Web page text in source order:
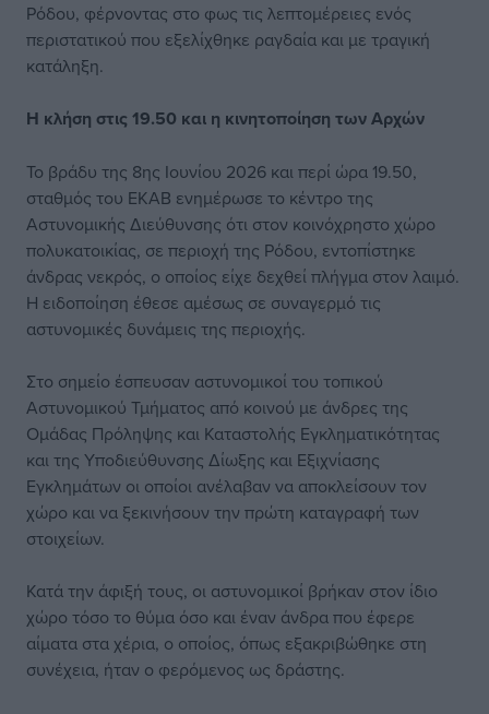
Ρόδου, φέρνοντας στο φως τις λεπτομέρειες ενός
περιστατικού που εξελίχθηκε ραγδαία και με τραγική
κατάληξη.
Η κλήση στις 19.50 και η κινητοποίηση των Αρχών
Το βράδυ της 8ης Ιουνίου 2026 και περί ώρα 19.50,
σταθμός του ΕΚΑΒ ενημέρωσε το κέντρο της
Αστυνομικής Διεύθυνσης ότι στον κοινόχρηστο χώρο
πολυκατοικίας, σε περιοχή της Ρόδου, εντοπίστηκε
άνδρας νεκρός, ο οποίος είχε δεχθεί πλήγμα στον λαιμό.
Η ειδοποίηση έθεσε αμέσως σε συναγερμό τις
αστυνομικές δυνάμεις της περιοχής.
Στο σημείο έσπευσαν αστυνομικοί του τοπικού
Αστυνομικού Τμήματος από κοινού με άνδρες της
Ομάδας Πρόληψης και Καταστολής Εγκληματικότητας
και της Υποδιεύθυνσης Δίωξης και Εξιχνίασης
Εγκλημάτων οι οποίοι ανέλαβαν να αποκλείσουν τον
χώρο και να ξεκινήσουν την πρώτη καταγραφή των
στοιχείων.
Κατά την άφιξή τους, οι αστυνομικοί βρήκαν στον ίδιο
χώρο τόσο το θύμα όσο και έναν άνδρα που έφερε
αίματα στα χέρια, ο οποίος, όπως εξακριβώθηκε στη
συνέχεια, ήταν ο φερόμενος ως δράστης.